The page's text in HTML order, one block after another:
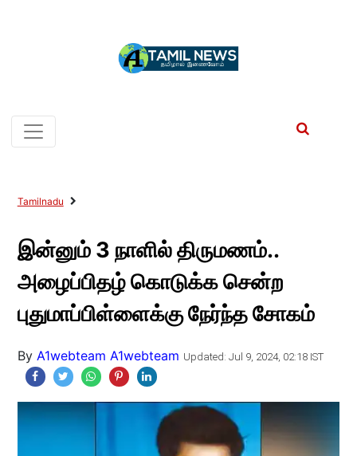
Tamilnadu
இன்னும் 3 நாளில் திருமணம்..
அழைப்பிதழ் கொடுக்க சென்ற
புதுமாப்பிள்ளைக்கு நேர்ந்த சோகம்
By A1webteam A1webteam Updated: Jul 9, 2024, 02:18 IST